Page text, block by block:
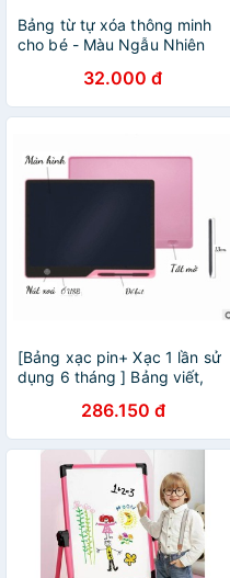
Bảng từ tự xóa thông minh
cho bé - Màu Ngẫu Nhiên
32.000 đ
[Bảng xạc pin+ Xạc 1 lần sử
dụng 6 tháng ] Bảng viết,
tự động xóa 16 inch
286.150 đ